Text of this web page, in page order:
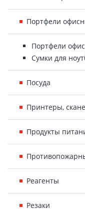
Портфели
Портфели
Сумки для
Посуда
Принтеры,
Продукты
Реагенты
Резаки